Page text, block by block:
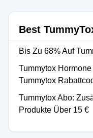
Best
Bis Zu 68% Auf
Tummytox
Tummytox
Tummytox Abo:
Produkte Über 15 €